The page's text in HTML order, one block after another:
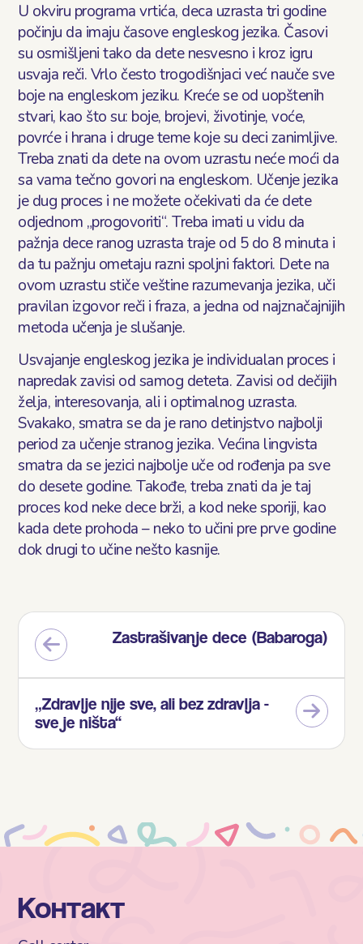
U okviru programa vrtića, deca uzrasta tri godine
počinju da imaju časove engleskog jezika. Časovi
su osmišljeni tako da dete nesvesno i kroz igru
usvaja reči. Vrlo često trogodišnjaci već nauče sve
boje na engleskom jeziku. Kreće se od uopštenih
stvari, kao što su: boje, brojevi, životinje, voće,
povrće i hrana i druge teme koje su deci zanimljive.
Treba znati da dete na ovom uzrastu neće moći da
sa vama tečno govori na engleskom. Učenje jezika
je dug proces i ne možete očekivati da će dete
odjednom „progovoriti“. Treba imati u vidu da
pažnja dece ranog uzrasta traje od 5 do 8 minuta i
da tu pažnju ometaju razni spoljni faktori. Dete na
ovom uzrastu stiče veštine razumevanja jezika, uči
pravilan izgovor reči i fraza, a jedna od najznačajnijih
metoda učenja je slušanje.
Usvajanje engleskog jezika je individualan proces i
napredak zavisi od samog deteta. Zavisi od dečijih
želja, interesovanja, ali i optimalnog uzrasta.
Svakako, smatra se da je rano detinjstvo najbolji
period za učenje stranog jezika. Većina lingvista
smatra da se jezici najbolje uče od rođenja pa sve
do desete godine. Takođe, treba znati da je taj
proces kod neke dece brži, a kod neke sporiji, kao
kada dete prohoda – neko to učini pre prve godine
dok drugi to učine nešto kasnije.
Zastrašivanje dece (Babaroga)
„Zdravlje nije sve, ali bez zdravlja -
sve je ništa“
Контакт